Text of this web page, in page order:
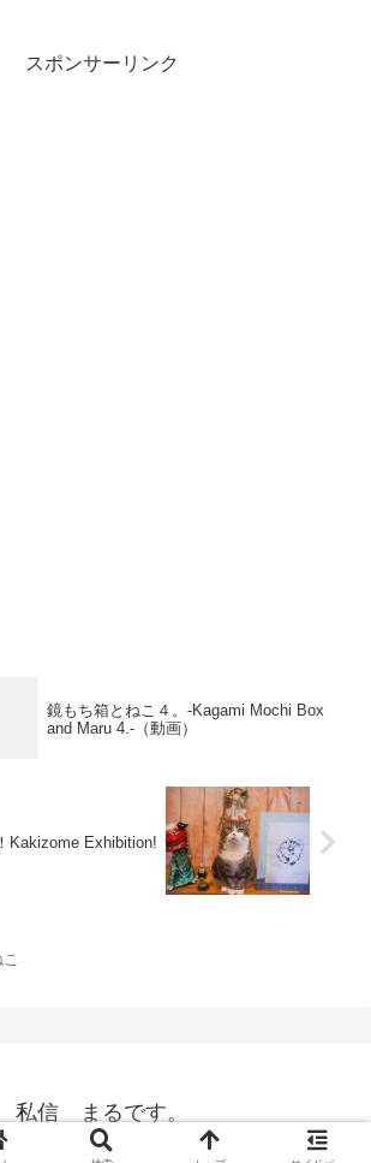
スポンサーリンク
鏡もち箱とねこ４。-Kagami Mochi Box
and Maru 4.-（動画）
Kakizome Exhibition!
私信 まるです。
© 2008 私信 まるです。.